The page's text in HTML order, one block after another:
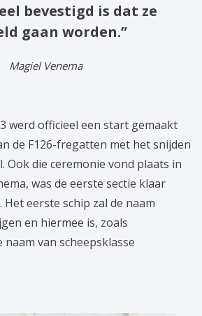
bevestigd is dat ze
gaan worden.”
Magiel Venema
werd officieel een start gemaakt
de F126-fregatten met het snijden
Ook die ceremonie vond plaats in
was de eerste sectie klaar
eerste schip zal de naam
en hiermee is, zoals
van scheepsklasse